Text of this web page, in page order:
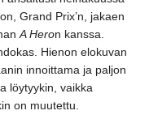
Grand Prix’n, jakaen
A Heron kanssa.
Hienon elokuvan
innoittama ja paljon
löytyykin, vaikka
on muutettu.